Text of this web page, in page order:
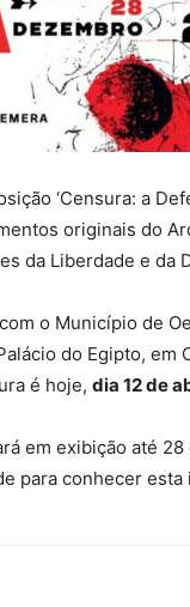
‘Censura: a
originais do
da Liberdade e da
o Município de
do Egipto, em
é hoje, dia 12 de
em exibição até
para conhecer